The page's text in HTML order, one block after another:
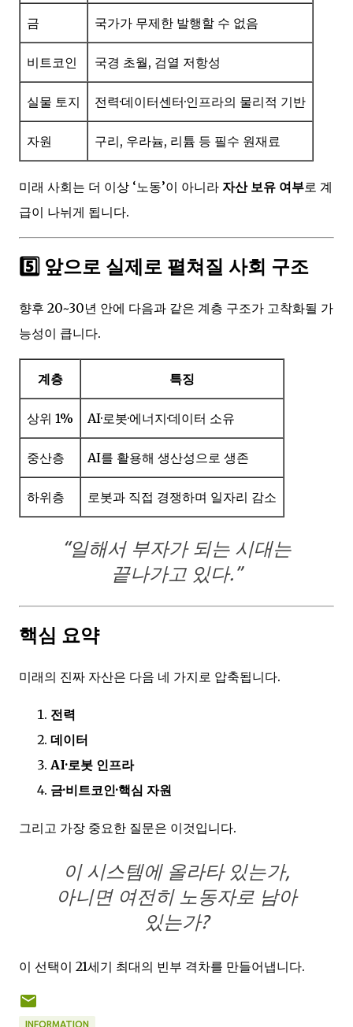
금 국가가 무제한 발행할 수 없음
비트코인 국경 초월, 검열 저항성
실물 토지 전력·데이터센터·인프라의 물리적 기반
자원 구리, 우라늄, 리튬 등 필수 원재료
미래 사회는 더 이상 ‘노동’이 아니라 자산 보유 여부로 계
급이 나뉘게 됩니다.
5️⃣ 앞으로 실제로 펼쳐질 사회 구조
향후 20~30년 안에 다음과 같은 계층 구조가 고착화될 가
능성이 큽니다.
계층 특징
상위 1% AI·로봇·에너지·데이터 소유
중산층 AI를 활용해 생산성으로 생존
하위층 로봇과 직접 경쟁하며 일자리 감소
“일해서 부자가 되는 시대는
끝나가고 있다.”
핵심 요약
미래의 진짜 자산은 다음 네 가지로 압축됩니다.
전력
데이터
AI·로봇 인프라
금·비트코인·핵심 자원
그리고 가장 중요한 질문은 이것입니다.
이 시스템에 올라타 있는가,
아니면 여전히 노동자로 남아
있는가?
이 선택이 21세기 최대의 빈부 격차를 만들어냅니다.
INFORMATION